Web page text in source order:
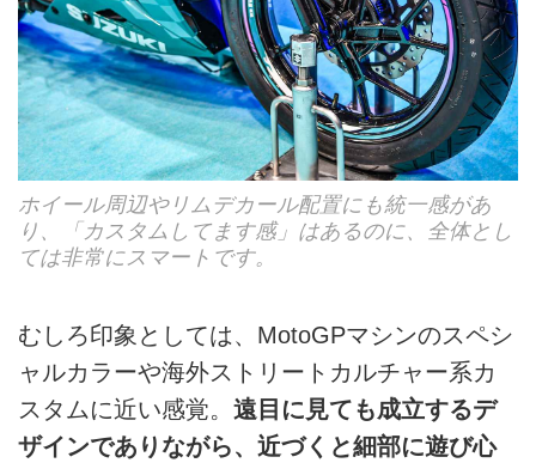
ホイール周辺やリムデカール配置にも統一感があ
り、「カスタムしてます感」はあるのに、全体とし
ては非常にスマートです。
むしろ印象としては、MotoGPマシンのスペシ
ャルカラーや海外ストリートカルチャー系カ
スタムに近い感覚。 遠目に見ても成立するデ
ザインでありながら、近づくと細部に遊び心